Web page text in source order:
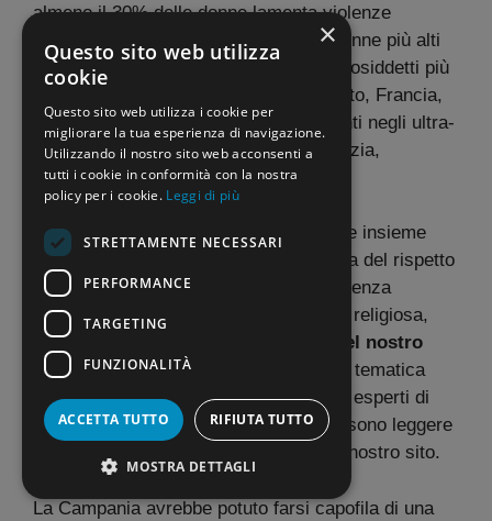
almeno il 30% delle donne lamenta violenze
domestiche. I tassi di violenza sulle donne più alti
si riscontrano nei Paesi (considerati) cosiddetti più
sviluppati, come Stati Uniti, Regno Unito, Francia,
Germania, Olanda, con punte inquietanti negli ultra-
moderni, ultra-civili Stati del Nord: Svezia,
Norvegia, Finlandia, Danimarca.
Come esponente del Comitato “ Pro-life insieme
“che si occupa di promuovere la cultura del rispetto
dell’altro, a partire dal concepimento, senza
distinzioni di età, sesso, appartenenza religiosa,
sono preoccupata per la
decadenza del nostro
Paese . Abbiamo affrontato la rischiosa tematica
dell’educazione sessuale a scuola con esperti di
professionalità diverse dei quali si possono leggere
numerosissimi articoli in tal senso sul nostro sito.
La Campania avrebbe potuto farsi capofila di una
×
Questo sito web utilizza
cookie
Questo sito web utilizza i cookie per
migliorare la tua esperienza di navigazione.
Utilizzando il nostro sito web acconsenti a
tutti i cookie in conformità con la nostra
policy per i cookie. Leggi di più
STRETTAMENTE NECESSARI
PERFORMANCE
TARGETING
FUNZIONALITÀ
ACCETTA TUTTO RIFIUTA TUTTO
MOSTRA DETTAGLI